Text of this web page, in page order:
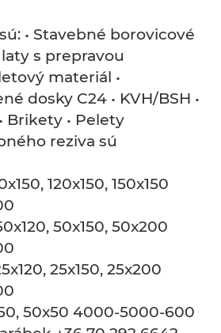
• Stavebné borovicové
s prepravou
materiál •
dosky C24 • KVH/BSH •
Brikety • Pelety
reziva sú
120x150, 150x150
50x150, 50x200
25x150, 25x200
50x50 4000-5000-600